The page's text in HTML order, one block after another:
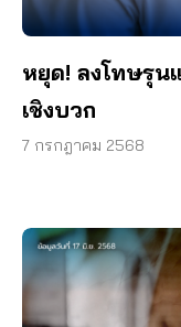
หยุด! ลงโทษรุน
เชิงบวก
7 กรกฎาคม 2568